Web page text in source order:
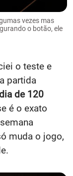
vezes mas
o botão, ele
o teste e
partida
de 120
é o exato
muda o jogo,